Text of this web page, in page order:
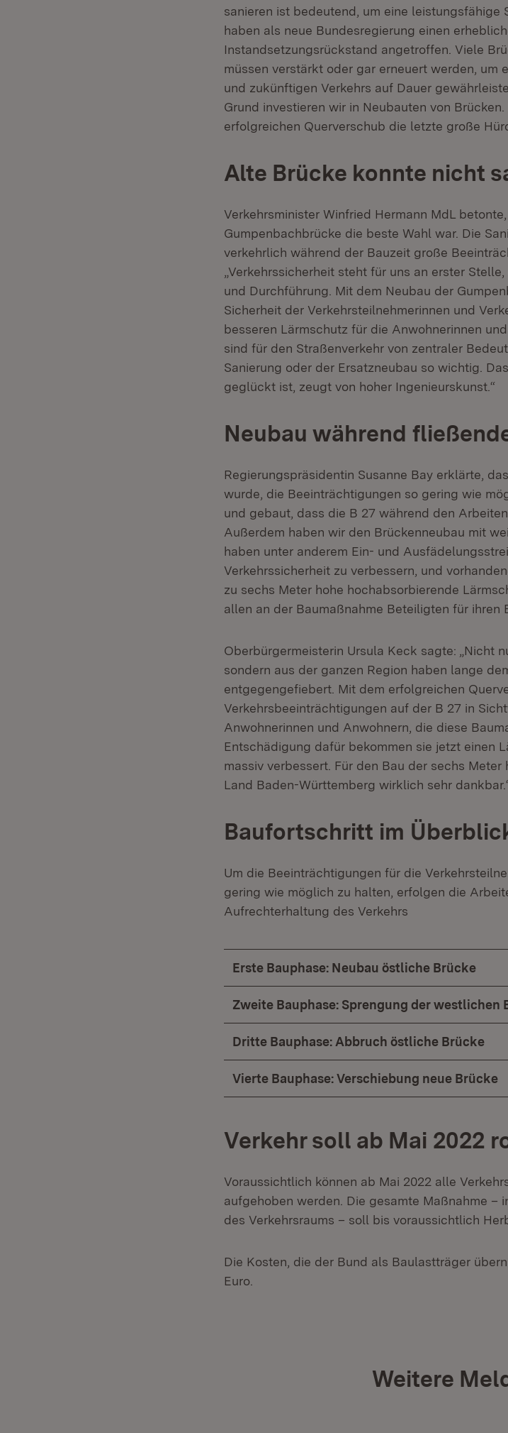
sanieren ist bedeutend, um eine leistungsfähige
haben als neue Bundesregierung einen
Instandsetzungsrückstand angetroffen. Viele
müssen verstärkt oder gar erneuert werden,
und zukünftigen Verkehrs auf Dauer
Grund investieren wir in Neubauten von
erfolgreichen Querverschub die letzte große
Alte Brücke konnte nicht
Verkehrsminister Winfried Hermann MdL
Gumpenbachbrücke die beste Wahl war. Die
verkehrlich während der Bauzeit große
„Verkehrssicherheit steht für uns an erster
und Durchführung. Mit dem Neubau der
Sicherheit der Verkehrsteilnehmerinnen und
besseren Lärmschutz für die Anwohnerinnen
sind für den Straßenverkehr von zentraler
Sanierung oder der Ersatzneubau so wichtig.
geglückt ist, zeugt von hoher Ingenieurskunst.“
Neubau während
Regierungspräsidentin Susanne Bay erklärte,
wurde, die Beeinträchtigungen so gering wie
und gebaut, dass die B 27 während den
Außerdem haben wir den Brückenneubau mit
haben unter anderem Ein- und
Verkehrssicherheit zu verbessern, und
zu sechs Meter hohe hochabsorbierende
allen an der Baumaßnahme Beteiligten für ihren
Oberbürgermeisterin Ursula Keck sagte: „Nicht
sondern aus der ganzen Region haben lange
entgegengefiebert. Mit dem erfolgreichen
Verkehrsbeeinträchtigungen auf der B 27 in
Anwohnerinnen und Anwohnern, die diese
Entschädigung dafür bekommen sie jetzt einen
massiv verbessert. Für den Bau der sechs
Land Baden-Württemberg wirklich sehr
Baufortschritt im
Um die Beeinträchtigungen für die
gering wie möglich zu halten, erfolgen die
Aufrechterhaltung des Verkehrs
Erste Bauphase: Neubau östliche Brücke
Zweite Bauphase: Sprengung der westlichen
Dritte Bauphase: Abbruch östliche Brücke
Vierte Bauphase: Verschiebung neue Brücke
Verkehr soll ab Mai 2022
Voraussichtlich können ab Mai 2022 alle
aufgehoben werden. Die gesamte Maßnahme –
des Verkehrsraums – soll bis voraussichtlich
Die Kosten, die der Bund als Baulastträger
Euro.
Weitere